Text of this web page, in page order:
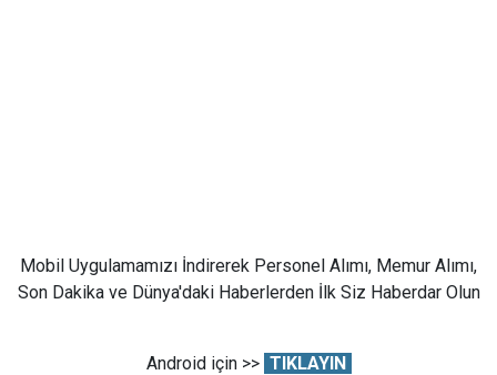
Mobil Uygulamamızı İndirerek Personel Alımı, Memur Alımı,
Son Dakika ve Dünya'daki Haberlerden İlk Siz Haberdar Olun
Android için >> TIKLAYIN